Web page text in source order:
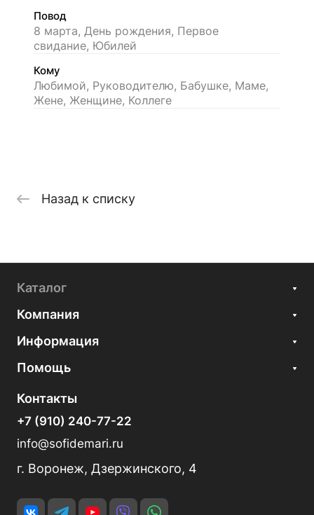
Повод
8 марта, День рождения, Первое
свидание, Юбилей
Кому
Любимой, Руководителю, Бабушке, Маме,
Жене, Женщине, Коллеге
Назад к списку
Каталог
Компания
Информация
Помощь
Контакты
+7 (910) 240-77-22
info@sofidemari.ru
г. Воронеж, Дзержинского, 4